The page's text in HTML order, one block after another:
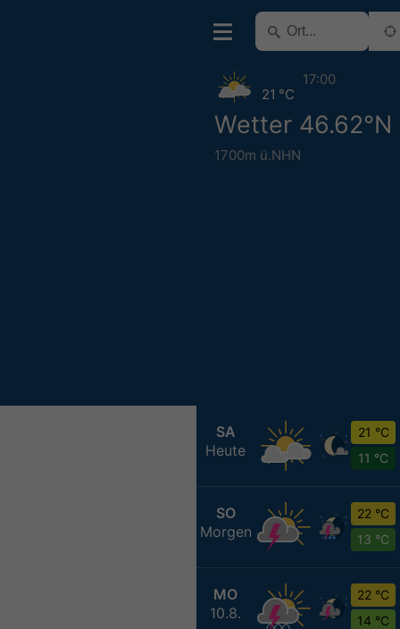
Wetter 46.62°N
1700m ü.NHN
21 °C
17:00
SA
Heute
21 °C
11 °C
SO
Morgen
22 °C
13 °C
MO
10.8.
22 °C
14 °C